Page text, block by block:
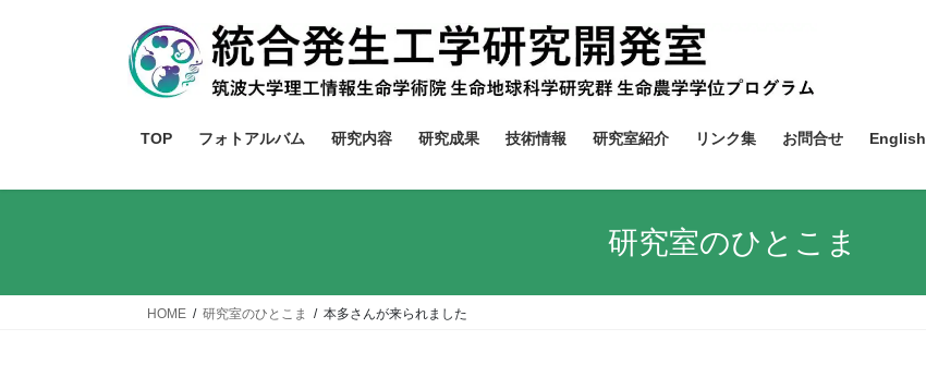
キ
に
TOP フォトアルバム 研究内容 研究成果 技術情報 研究室紹介 リンク集 お問合せ English
研究室のひとこま
HOME 研究室のひとこま 本多さんが来られました